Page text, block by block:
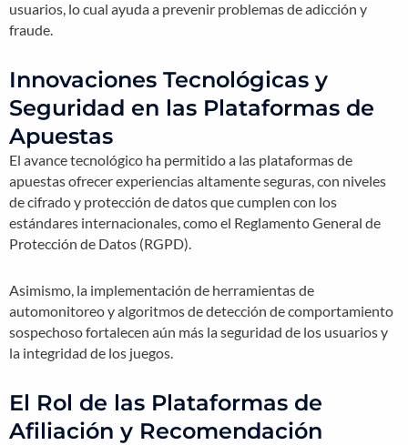
usuarios, lo cual ayuda a prevenir problemas de adicción y
fraude.
Innovaciones Tecnológicas y
Seguridad en las Plataformas de
Apuestas
El avance tecnológico ha permitido a las plataformas de
apuestas ofrecer experiencias altamente seguras, con niveles
de cifrado y protección de datos que cumplen con los
estándares internacionales, como el Reglamento General de
Protección de Datos (RGPD).
Asimismo, la implementación de herramientas de
automonitoreo y algoritmos de detección de comportamiento
sospechoso fortalecen aún más la seguridad de los usuarios y
la integridad de los juegos.
El Rol de las Plataformas de
Afiliación y Recomendación